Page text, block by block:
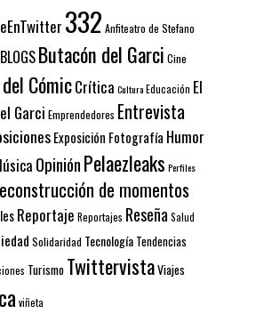
332 Anfiteatro de Stefano
BLOGSButacón del Garci Cine
CómicCrítica CulturaEducación El
Garci Emprendedores Entrevista
Exposición Fotografía Humor
OpiniónPelaezleaks Perfiles
de momentos
Reportaje Reportajes Reseña Salud
Solidaridad Tecnología Tendencias
Turismo TwittervistaViajes
viñeta